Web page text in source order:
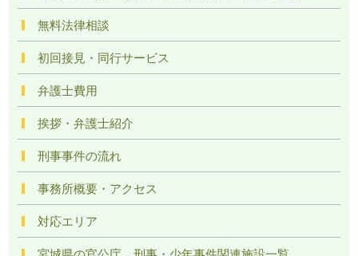
無料法律相談
初回接見・同行サービス
弁護士費用
挨拶・弁護士紹介
刑事事件の流れ
事務所概要・アクセス
対応エリア